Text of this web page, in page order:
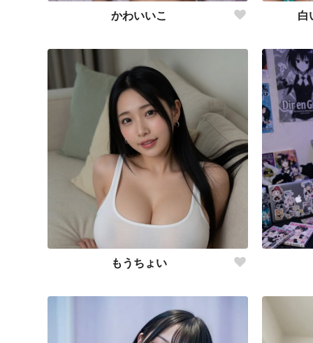
かわいいこ 白
もうちょい